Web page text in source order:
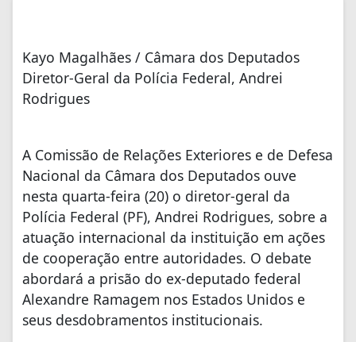
Kayo Magalhães / Câmara dos Deputados
Diretor-Geral da Polícia Federal, Andrei
Rodrigues
A Comissão de Relações Exteriores e de Defesa
Nacional da Câmara dos Deputados ouve
nesta quarta-feira (20) o diretor-geral da
Polícia Federal (PF), Andrei Rodrigues, sobre a
atuação internacional da instituição em ações
de cooperação entre autoridades. O debate
abordará a prisão do ex-deputado federal
Alexandre Ramagem nos Estados Unidos e
seus desdobramentos institucionais.